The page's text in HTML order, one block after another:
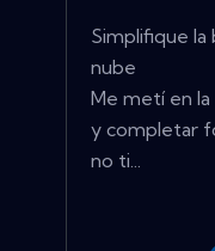
Simplifique la
nube
Me metí en la
y completar
no ti...